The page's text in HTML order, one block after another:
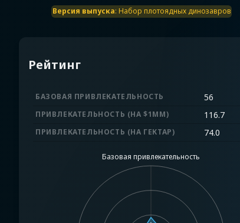
Версия выпуска: Набор плотоядных динозавров
Рейтинг
БАЗОВАЯ ПРИВЛЕКАТЕЛЬНОСТЬ 56
ПРИВЛЕКАТЕЛЬНОСТЬ (НА $1MM) 116.7
ПРИВЛЕКАТЕЛЬНОСТЬ (НА ГЕКТАР) 74.0
Базовая привлекательность